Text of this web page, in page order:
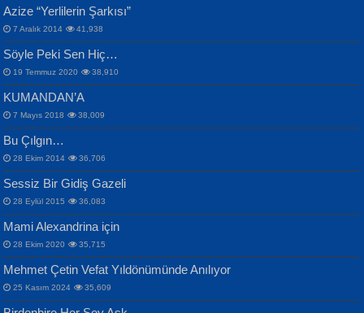
VAHDETTİN YİĞİTCAN
Samimiyet Nedir?...
İPEK ACAR SERT
Gazze’nin Şecaati, Ümmetin İmtihanı...
Bülent Sağlam
Mescid-i Aksâ Üstüne Ay!...
Selahattin Yıldız
İdrakimle Üşürken...
Otuz Beş Yaş Şiiri...
ERDEM BAYAZIT
Sana, Bana, Vatanıma, Ülkemin
İnsanlarına Dair...
Azize “Yerlilerin Şarkısı”
7 Aralık 2014 41,938
Söyle Peki Sen Hiç…
19 Temmuz 2020 38,910
KUMANDAN’A
7 Mayıs 2018 38,009
Bu Çılgın…
28 Ekim 2014 36,706
Sessiz Bir Gidiş Gazeli
28 Eylül 2015 36,083
Mami Alexandrina için
28 Ekim 2020 35,715
Mehmet Çetin Vefat Yıldönümünde Anılıyor
25 Kasım 2024 35,609